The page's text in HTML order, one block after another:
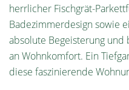
herrlicher Fischgrät-
Badezimmerdesign sowie
absolute Begeisterung
an Wohnkomfort. Ein
diese faszinierende